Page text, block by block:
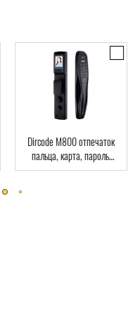
Dircode M800 отпечаток
пальца, карта, пароль,
ключ, Wi-Fi, видеоглазок